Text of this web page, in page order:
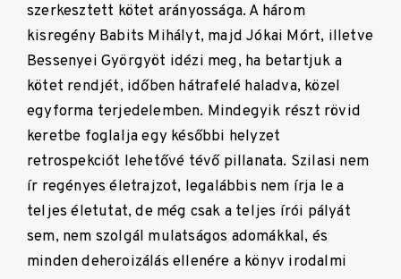
szerkesztett kötet arányossága. A három
kisregény Babits Mihályt, majd Jókai Mórt, illetve
Bessenyei Györgyöt idézi meg, ha betartjuk a
kötet rendjét, időben hátrafelé haladva, közel
egyforma terjedelemben. Mindegyik részt rövid
keretbe foglalja egy későbbi helyzet
retrospekciót lehetővé tévő pillanata. Szilasi nem
ír regényes életrajzot, legalábbis nem írja le a
teljes életutat, de még csak a teljes írói pályát
sem, nem szolgál mulatságos adomákkal, és
minden deheroizálás ellenére a könyv irodalmi